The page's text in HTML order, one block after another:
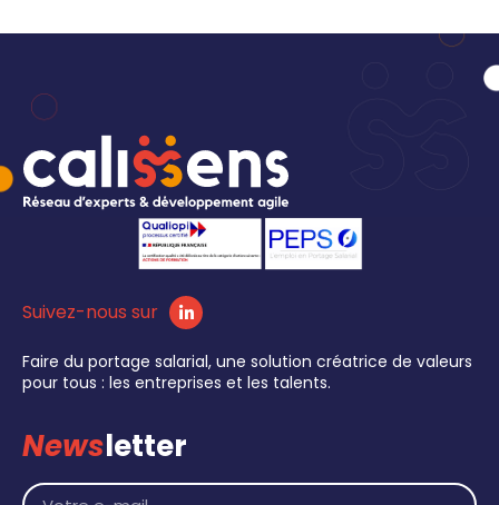
Suivez-nous sur
Faire du portage salarial, une solution créatrice de valeurs
pour tous : les entreprises et les talents.
Newsletter